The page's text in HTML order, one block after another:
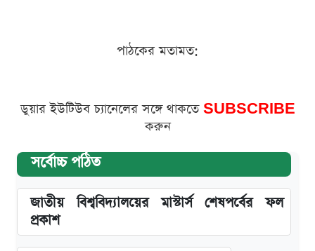
পাঠকের মতামত:
ডুয়ার ইউটিউব চ্যানেলের সঙ্গে থাকতে SUBSCRIBE
করুন
সর্বোচ্চ পঠিত
জাতীয় বিশ্ববিদ্যালয়ের মাস্টার্স শেষপর্বের ফল
প্রকাশ